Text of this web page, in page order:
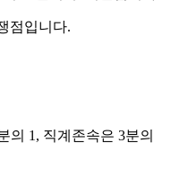
점입니다.
의 1, 직계존속은 3분의